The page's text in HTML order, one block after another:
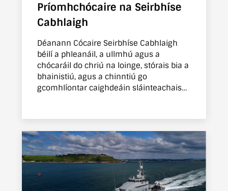
Príomhchócaire na Seirbhíse
Cabhlaigh
Déanann Cócaire Seirbhíse Cabhlaigh
béilí a phleanáil, a ullmhú agus a
chócaráil do chriú na loinge, stórais bia a
bhainistiú, agus a chinntiú go
gcomhlíontar caighdeáin sláinteachais